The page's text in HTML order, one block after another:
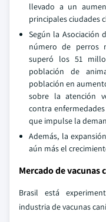
llevado a un
principales ciudades
Según la Asociación
número de perros
superó los 51
población de
población en
sobre la atención
contra
que impulse la
Además, la
aún más el
Mercado de vacunas
Brasil está
industria de vacunas